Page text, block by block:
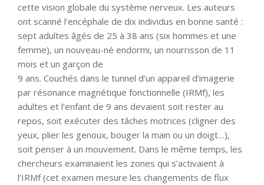
cette vision globale du système nerveux. Les auteurs
ont scanné l’encéphale de dix individus en bonne santé :
sept adultes âgés de 25 à 38 ans (six hommes et une
femme), un nouveau-né endormi, un nourrisson de 11
mois et un garçon de
9 ans. Couchés dans le tunnel d’un appareil d’imagerie
par résonance magnétique fonctionnelle (IRMf), les
adultes et l’enfant de 9 ans devaient soit rester au
repos, soit exécuter des tâches motrices (cligner des
yeux, plier les genoux, bouger la main ou un doigt…),
soit penser à un mouvement. Dans le même temps, les
chercheurs examinaient les zones qui s’activaient à
l’IRMf (cet examen mesure les changements de flux